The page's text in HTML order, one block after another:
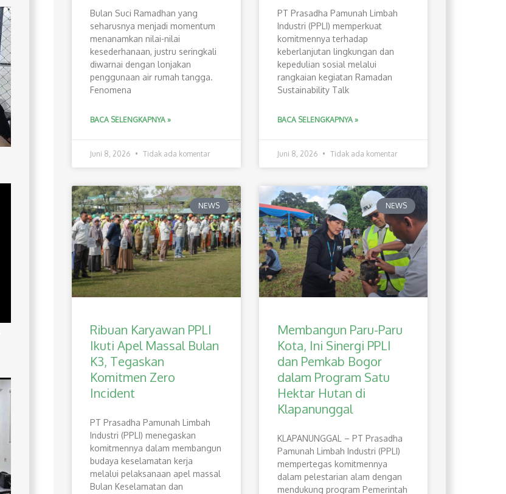
Bulan Suci Ramadhan yang
seharusnya menjadi momentum
menanamkan nilai-nilai
kesederhanaan, justru seringkali
diwarnai dengan lonjakan
penggunaan air rumah tangga.
Fenomena
BACA SELENGKAPNYA »
Juni 8, 2026 Tidak ada komentar
PT Prasadha Pamunah Limbah
Industri (PPLI) memperkuat
komitmennya terhadap
keberlanjutan lingkungan dan
kepedulian sosial melalui
rangkaian kegiatan Ramadan
Sustainability Talk
BACA SELENGKAPNYA »
Juni 8, 2026 Tidak ada komentar
NEWS
Ribuan Karyawan PPLI
Ikuti Apel Massal Bulan
K3, Tegaskan
Komitmen Zero
Incident
PT Prasadha Pamunah Limbah
Industri (PPLI) menegaskan
komitmennya dalam membangun
budaya keselamatan kerja
melalui pelaksanaan apel massal
Bulan Keselamatan dan
NEWS
Membangun Paru-Paru
Kota, Ini Sinergi PPLI
dan Pemkab Bogor
dalam Program Satu
Hektar Hutan di
Klapanunggal
​KLAPANUNGGAL – PT Prasadha
Pamunah Limbah Industri (PPLI)
mempertegas komitmennya
dalam pelestarian alam dengan
mendukung program Pemerintah